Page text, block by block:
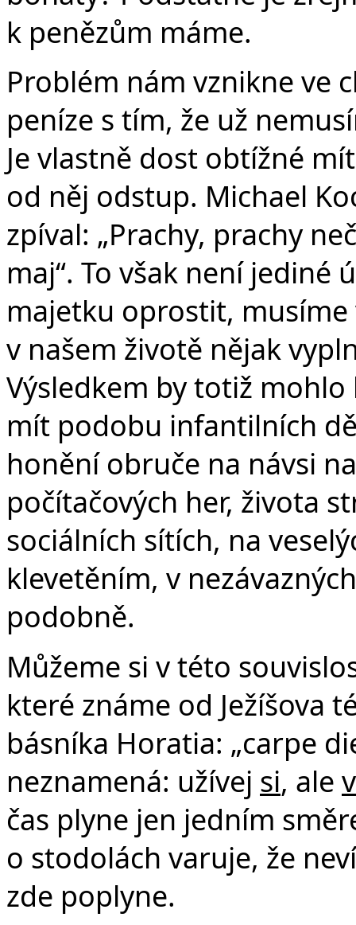
k penězům máme.
Problém nám vznikne ve
peníze s tím, že už
Je vlastně dost obtížné
od něj odstup. Michael
zpíval: „Prachy, prachy
maj“. To však není jediné
majetku oprostit,
v našem životě nějak
Výsledkem by totiž
mít podobu infantilních
honění obruče na návsi
počítačových her, života
sociálních sítích, na
klevetěním, v
podobně.
Můžeme si v této
které známe od Ježíšova
básníka Horatia: „carpe
neznamená: užívej si, ale
čas plyne jen jedním
o stodolách varuje, že
zde poplyne.